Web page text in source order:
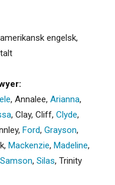
engelsk,
, Annalee, Arianna,
, Clay, Cliff, Clyde,
, Ford, Grayson,
, Mackenzie, Madeline,
Samson, Silas, Trinity